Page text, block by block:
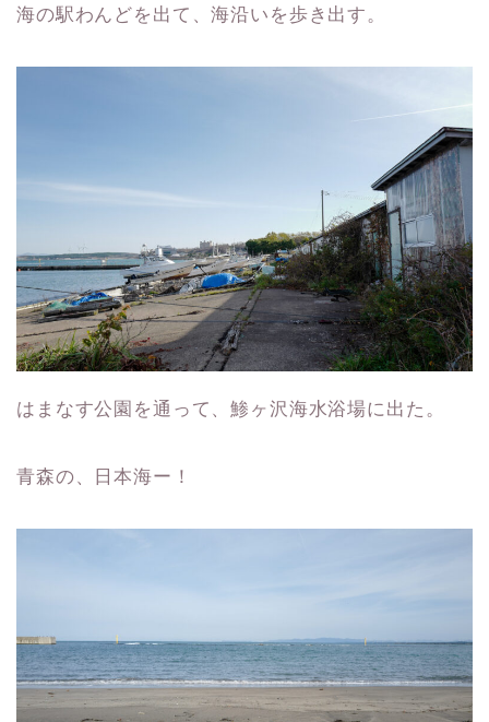
海の駅わんどを出て、海沿いを歩き出す。
はまなす公園を通って、鯵ヶ沢海水浴場に出た。
青森の、日本海ー！